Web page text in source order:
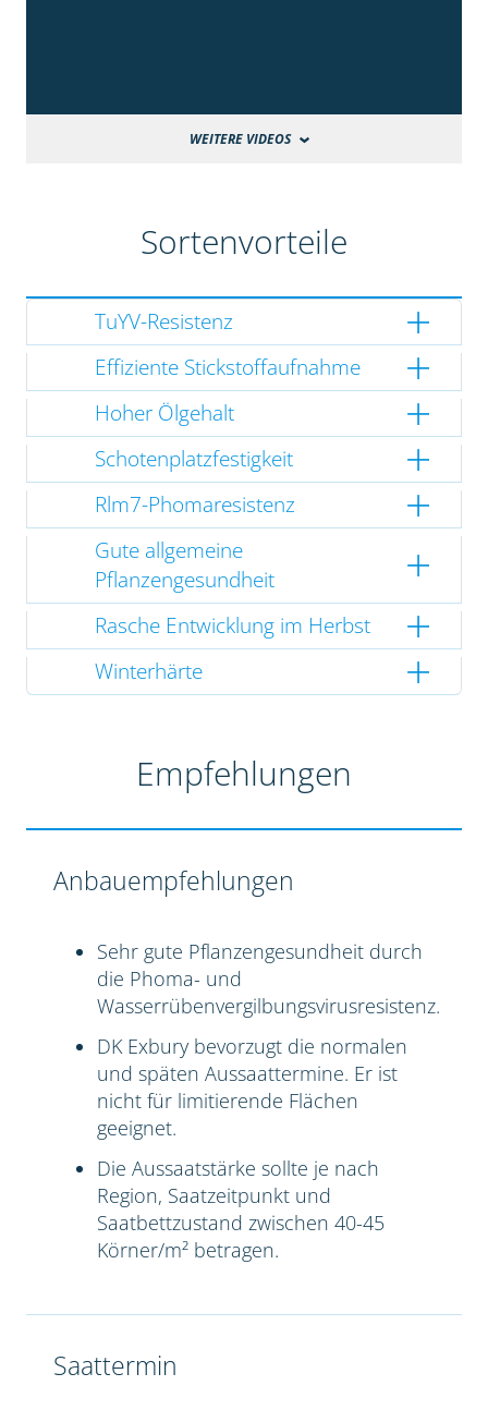
WEITERE VIDEOS
Sortenvorteile
TuYV-Resistenz
Effiziente Stickstoffaufnahme
Hoher Ölgehalt
Schotenplatzfestigkeit
Rlm7-Phomaresistenz
Gute allgemeine
Pflanzengesundheit
Rasche Entwicklung im Herbst
Winterhärte
Empfehlungen
Anbauempfehlungen
Sehr gute Pflanzengesundheit durch
die Phoma- und
Wasserrübenvergilbungsvirusresistenz.
DK Exbury bevorzugt die normalen
und späten Aussaattermine. Er ist
nicht für limitierende Flächen
geeignet.
Die Aussaatstärke sollte je nach
Region, Saatzeitpunkt und
Saatbettzustand zwischen 40-45
Körner/m² betragen.
Saattermin